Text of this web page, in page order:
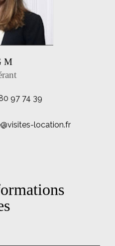
M
97 74 39
location.fr